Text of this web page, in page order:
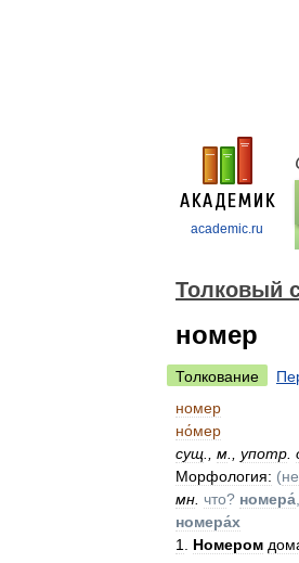
academic.ru
Толковый
номер
Толкование
номер
но́мер
сущ
м употр
Морфология: (
мн что? номера́
номера́х
1
Номером